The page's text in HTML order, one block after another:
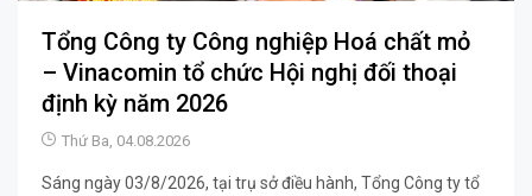
Tổng Công ty Công nghiệp Hoá chất mỏ
– Vinacomin tổ chức Hội nghị đối thoại
định kỳ năm 2026
Thứ Ba, 04.08.2026
Sáng ngày 03/8/2026, tại trụ sở điều hành, Tổng Công ty tổ